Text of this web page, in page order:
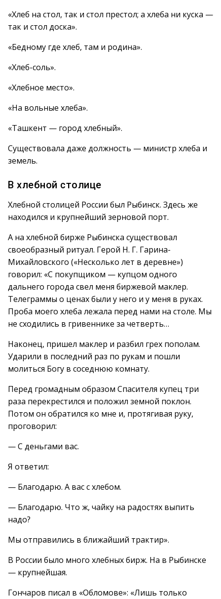
«Хлеб на стол, так и стол престол; а хлеба ни куска —
так и стол доска».
«Бедному где хлеб, там и родина».
«Хлеб-соль».
«Хлебное место».
«На вольные хлеба».
«Ташкент — город хлебный».
Существовала даже должность — министр хлеба и
земель.
В хлебной столице
Хлебной столицей России был Рыбинск. Здесь же
находился и крупнейший зерновой порт.
А на хлебной бирже Рыбинска существовал
своеобразный ритуал. Герой Н. Г. Гарина-
Михайловского («Несколько лет в деревне»)
говорил: «С покупщиком — купцом одного
дальнего города свел меня биржевой маклер.
Телеграммы о ценах были у него и у меня в руках.
Проба моего хлеба лежала перед нами на столе. Мы
не сходились в гривеннике за четверть…
Наконец, пришел маклер и разбил грех пополам.
Ударили в последний раз по рукам и пошли
молиться Богу в соседнюю комнату.
Перед громадным образом Спасителя купец три
раза перекрестился и положил земной поклон.
Потом он обратился ко мне и, протягивая руку,
проговорил:
— С деньгами вас.
Я ответил:
— Благодарю. А вас с хлебом.
— Благодарю. Что ж, чайку на радостях выпить
надо?
Мы отправились в ближайший трактир».
В России было много хлебных бирж. На в Рыбинске
— крупнейшая.
Гончаров писал в «Обломове»: «Лишь только